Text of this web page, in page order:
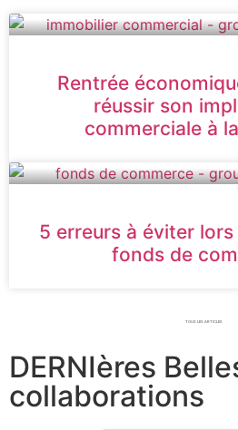
Rentrée
réussir son
commerciale à
5 erreurs à éviter lors
fonds de
TOUS LES ARTICLES
DERNIères
collaborations